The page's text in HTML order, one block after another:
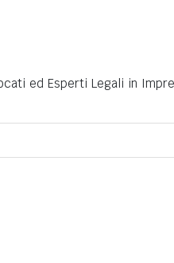
ed Esperti Legali in